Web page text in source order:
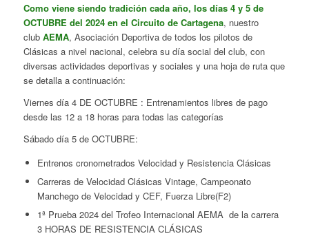
Como viene siendo tradición cada año, los días 4 y 5 de
OCTUBRE del 2024 en el Circuito de Cartagena, nuestro
club AEMA, Asociación Deportiva de todos los pilotos de
Clásicas a nivel nacional, celebra su día social del club, con
diversas actividades deportivas y sociales y una hoja de ruta que
se detalla a continuación:
Viernes día 4 DE OCTUBRE : Entrenamientos libres de pago
desde las 12 a 18 horas para todas las categorías
Sábado día 5 de OCTUBRE:
Entrenos cronometrados Velocidad y Resistencia Clásicas
Carreras de Velocidad Clásicas Vintage, Campeonato
Manchego de Velocidad y CEF, Fuerza Libre(F2)
1ª Prueba 2024 del Trofeo Internacional AEMA de la carrera
3 HORAS DE RESISTENCIA CLÁSICAS